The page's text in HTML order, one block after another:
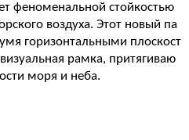
феноменальной стойкостью
воздуха. Этот новый па
горизонтальными плоскост
рамка, притягиваю
моря и неба.